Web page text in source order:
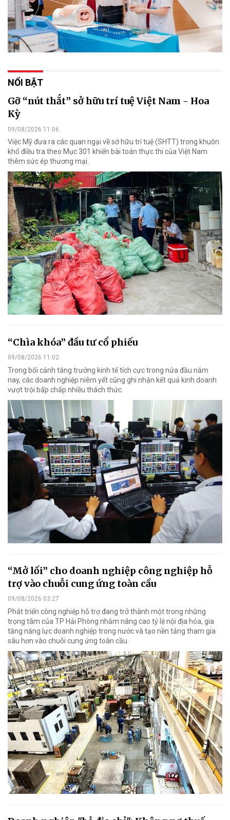
NỔI BẬT
Gỡ “nút thắt” sở hữu trí tuệ Việt Nam - Hoa
Kỳ
09/08/2026 11:06
Việc Mỹ đưa ra các quan ngại về sở hữu trí tuệ (SHTT) trong khuôn
khổ điều tra theo Mục 301 khiến bài toán thực thi của Việt Nam
thêm sức ép thương mại.
“Chìa khóa” đầu tư cổ phiếu
09/08/2026 11:02
Trong bối cảnh tăng trưởng kinh tế tích cực trong nửa đầu năm
nay, các doanh nghiệp niêm yết cũng ghi nhận kết quả kinh doanh
vượt trội bấp chấp nhiều thách thức.
“Mở lối” cho doanh nghiệp công nghiệp hỗ
trợ vào chuỗi cung ứng toàn cầu
09/08/2026 03:27
Phát triển công nghiệp hỗ trợ đang trở thành một trong những
trọng tâm của TP Hải Phòng nhằm nâng cao tỷ lệ nội địa hóa, gia
tăng năng lực doanh nghiệp trong nước và tạo nền tảng tham gia
sâu hơn vào chuỗi cung ứng toàn cầu.